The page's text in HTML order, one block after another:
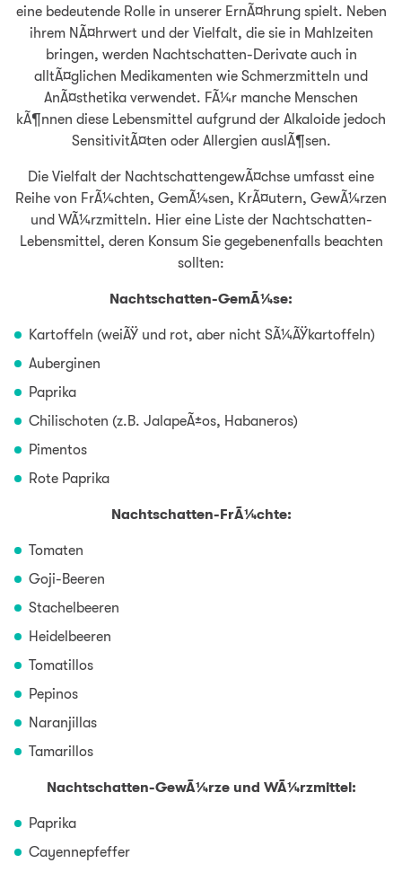
eine bedeutende Rolle in unserer ErnÃ¤hrung spielt. Neben
ihrem NÃ¤hrwert und der Vielfalt, die sie in Mahlzeiten
bringen, werden Nachtschatten-Derivate auch in
alltÃ¤glichen Medikamenten wie Schmerzmitteln und
AnÃ¤sthetika verwendet. FÃ¼r manche Menschen
kÃ¶nnen diese Lebensmittel aufgrund der Alkaloide jedoch
SensitivitÃ¤ten oder Allergien auslÃ¶sen.
Die Vielfalt der NachtschattengewÃ¤chse umfasst eine
Reihe von FrÃ¼chten, GemÃ¼sen, KrÃ¤utern, GewÃ¼rzen
und WÃ¼rzmitteln. Hier eine Liste der Nachtschatten-
Lebensmittel, deren Konsum Sie gegebenenfalls beachten
sollten:
Nachtschatten-GemÃ¼se:
Kartoffeln (weiÃŸ und rot, aber nicht SÃ¼ÃŸkartoffeln)
Auberginen
Paprika
Chilischoten (z.B. JalapeÃ±os, Habaneros)
Pimentos
Rote Paprika
Nachtschatten-FrÃ¼chte:
Tomaten
Goji-Beeren
Stachelbeeren
Heidelbeeren
Tomatillos
Pepinos
Naranjillas
Tamarillos
Nachtschatten-GewÃ¼rze und WÃ¼rzmittel:
Paprika
Cayennepfeffer